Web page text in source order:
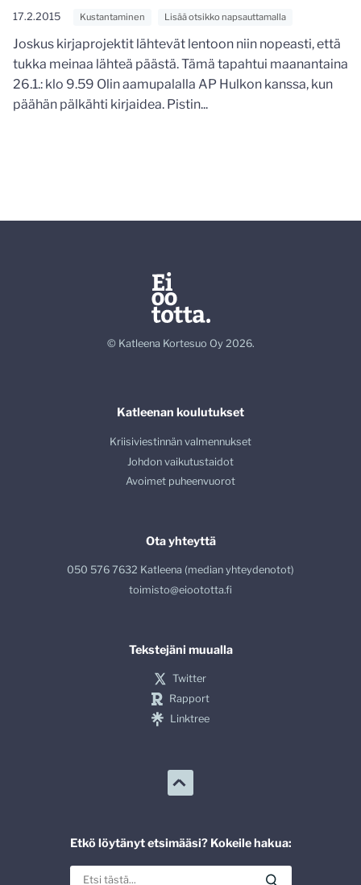
17.2.2015 Kustantaminen Lisää otsikko napsauttamalla
Joskus kirjaprojektit lähtevät lentoon niin nopeasti, että
tukka meinaa lähteä päästä. Tämä tapahtui maanantaina
26.1.: klo 9.59 Olin aamupalalla AP Hulkon kanssa, kun
päähän pälkähti kirjaidea. Pistin...
© Katleena Kortesuo Oy 2026.
Katleenan koulutukset
Kriisiviestinnän valmennukset
Johdon vaikutustaidot
Avoimet puheenvuorot
Ota yhteyttä
050 576 7632 Katleena (median yhteydenotot)
toimisto@eioototta.fi
Tekstejäni muualla
Twitter
Rapport
Linktree
Etkö löytänyt etsimääsi? Kokeile hakua: